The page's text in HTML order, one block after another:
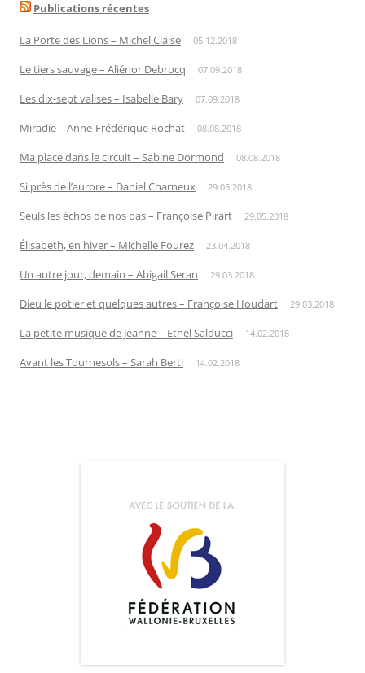
Publications récentes
La Porte des Lions – Michel Claise 05.12.2018
Le tiers sauvage – Aliénor Debrocq 07.09.2018
Les dix-sept valises – Isabelle Bary 07.09.2018
Miradie – Anne-Frédérique Rochat 08.08.2018
Ma place dans le circuit – Sabine Dormond 08.08.2018
Si près de l’aurore – Daniel Charneux 29.05.2018
Seuls les échos de nos pas – Françoise Pirart 29.05.2018
Élisabeth, en hiver – Michelle Fourez 23.04.2018
Un autre jour, demain – Abigail Seran 29.03.2018
Dieu le potier et quelques autres – Françoise Houdart 29.03.2018
La petite musique de Jeanne – Ethel Salducci 14.02.2018
Avant les Tournesols – Sarah Berti 14.02.2018